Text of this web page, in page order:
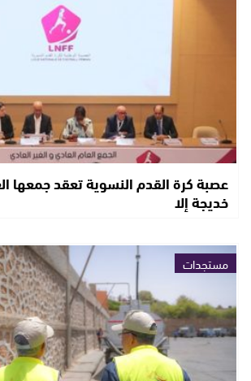
عصبة كرة القدم النسوية تعقد جمعها
خديجة إلا
مستجدات